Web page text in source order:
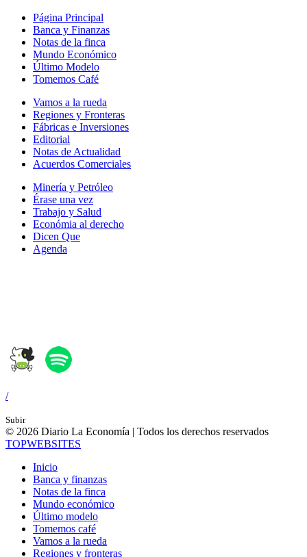
Página Principal
Banca y Finanzas
Notas de la finca
Mundo Económico
Último Modelo
Tomemos Café
Vamos a la rueda
Regiones y Fronteras
Fábricas e Inversiones
Editorial
Notas de Actualidad
Acuerdos Comerciales
Minería y Petróleo
Érase una vez
Trabajo y Salud
Económia al derecho
Dicen Que
Agenda
/
Subir
© 2026 Diario La Economía | Todos los derechos reservados
TOPWEBSITES
Inicio
Banca y finanzas
Notas de la finca
Mundo económico
Último modelo
Tomemos café
Vamos a la rueda
Regiones y fronteras